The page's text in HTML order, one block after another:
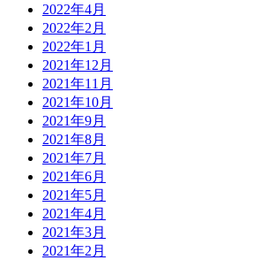
2022年4月
2022年2月
2022年1月
2021年12月
2021年11月
2021年10月
2021年9月
2021年8月
2021年7月
2021年6月
2021年5月
2021年4月
2021年3月
2021年2月